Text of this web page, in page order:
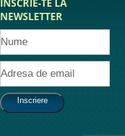
INSCRIE-TE LA
NEWSLETTER